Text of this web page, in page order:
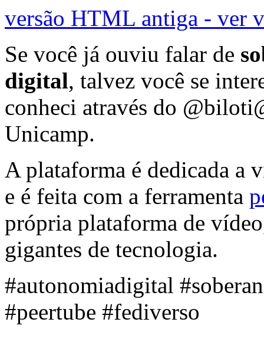
versão HTML antiga - ver
Se você já ouviu falar de
digital, talvez você se
conheci através do
Unicamp.
A plataforma é dedicada a
e é feita com a ferramenta
própria plataforma de
gigantes de tecnologia.
#autonomiadigital
#peertube #fediverso